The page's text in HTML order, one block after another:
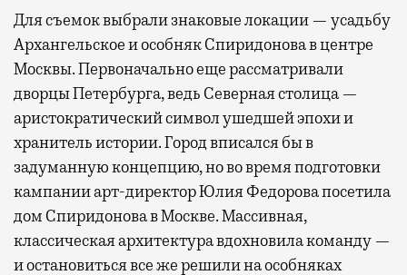
Для съемок выбрали знаковые локации — усадьбу
Архангельское и особняк Спиридонова в центре
Москвы. Первоначально еще рассматривали
дворцы Петербурга, ведь Северная столица —
аристократический символ ушедшей эпохи и
хранитель истории. Город вписался бы в
задуманную концепцию, но во время подготовки
кампании арт-директор Юлия Федорова посетила
дом Спиридонова в Москве. Массивная,
классическая архитектура вдохновила команду —
и остановиться все же решили на особняках